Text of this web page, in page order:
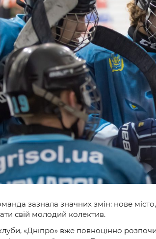
зазнала значних змін: нове
свій молодий колектив.
«Дніпро» вже повноцінно